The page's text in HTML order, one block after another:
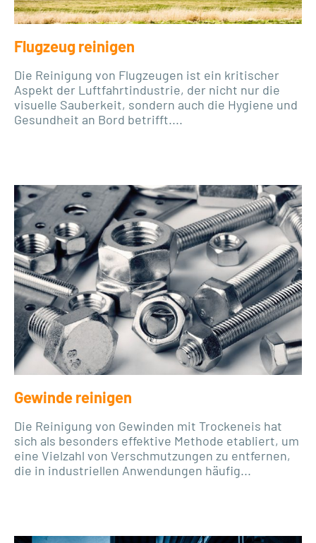
Flugzeug reinigen
Die Reinigung von Flugzeugen ist ein kritischer
Aspekt der Luftfahrtindustrie, der nicht nur die
visuelle Sauberkeit, sondern auch die Hygiene und
Gesundheit an Bord betrifft....
Gewinde reinigen
Die Reinigung von Gewinden mit Trockeneis hat
sich als besonders effektive Methode etabliert, um
eine Vielzahl von Verschmutzungen zu entfernen,
die in industriellen Anwendungen häufig...